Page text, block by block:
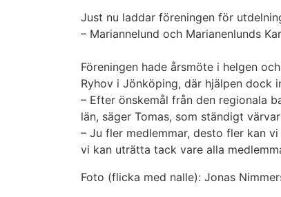
Just nu laddar föreningen för
– Mariannelund och Marianenlunds
Föreningen hade årsmöte i helgen
Ryhov i Jönköping, där hjälpen dock
– Efter önskemål från den regionala
län, säger Tomas, som ständigt
– Ju fler medlemmar, desto fler kan
vi kan uträtta tack vare alla
Foto (flicka med nalle): Jonas